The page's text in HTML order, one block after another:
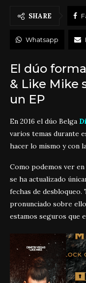
SHARE
Whatsapp
El dúo
& Like Mike
un EP
En 2016 el dúo Belga
varios temas durante
hacer lo mismo y con
Como podemos ver
se ha actualizado
fechas de desbloqueo.
pronunciado sobre
estamos seguros que